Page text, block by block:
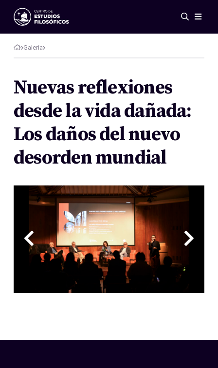
Eventos
Novedades
Investigación
Publicaciones
Galería
Acerca de nosotros
Miembros
Reglamento
Galería
Nuevas reflexiones
desde la vida dañada:
Los daños del nuevo
desorden mundial